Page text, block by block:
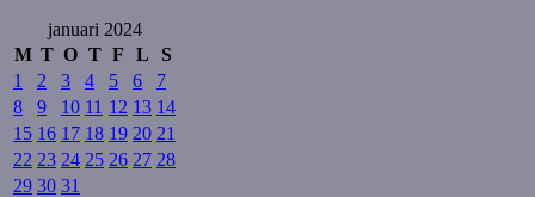
januari 2024
M T O T F L
S
1
2 3 4 5 6
7
8
9 10 11 12 13 14
15 16 17 18 19 20 21
22 23 24 25 26 27 28
29 30 31